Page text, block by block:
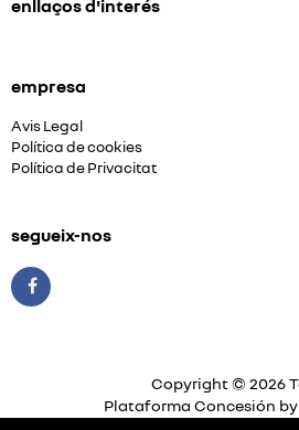
enllaços d'interés
empresa
Avis Legal
Política de cookies
Política de Privacitat
segueix-nos
Copyright © 2026
Plataforma Concesión by